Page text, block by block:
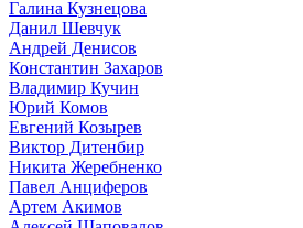
Галина Кузнецова
Данил Шевчук
Андрей Денисов
Константин Захаров
Владимир Кучин
Юрий Комов
Евгений Козырев
Виктор Дитенбир
Никита Жеребненко
Павел Анциферов
Артем Акимов